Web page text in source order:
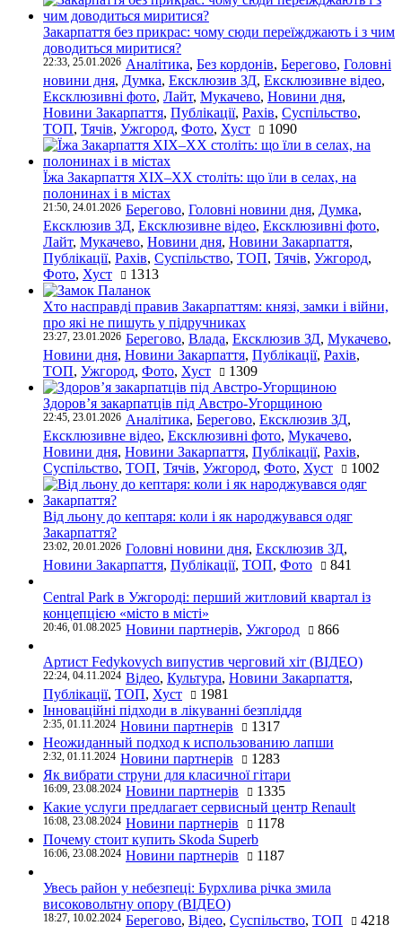
Закарпаття без прикрас: чому сюди переїжджають і з чим
доводиться миритися?
22:33, 25.01.2026 Аналітика, Без кордонів, Берегово, Головні
новини дня, Думка, Ексклюзив ЗД, Ексклюзивне відео,
Ексклюзивні фото, Лайт, Мукачево, Новини дня,
Новини Закарпаття, Публікації, Рахів, Суспільство,
ТОП, Тячів, Ужгород, Фото, Хуст 1090
Їжа Закарпаття ХІХ–ХХ століть: що їли в селах, на
полонинах і в містах
21:50, 24.01.2026 Берегово, Головні новини дня, Думка,
Ексклюзив ЗД, Ексклюзивне відео, Ексклюзивні фото,
Лайт, Мукачево, Новини дня, Новини Закарпаття,
Публікації, Рахів, Суспільство, ТОП, Тячів, Ужгород,
Фото, Хуст 1313
Хто насправді правив Закарпаттям: князі, замки і війни,
про які не пишуть у підручниках
23:27, 23.01.2026 Берегово, Влада, Ексклюзив ЗД, Мукачево,
Новини дня, Новини Закарпаття, Публікації, Рахів,
ТОП, Ужгород, Фото, Хуст 1309
Здоров’я закарпатців під Австро-Угорщиною
22:45, 23.01.2026 Аналітика, Берегово, Ексклюзив ЗД,
Ексклюзивне відео, Ексклюзивні фото, Мукачево,
Новини дня, Новини Закарпаття, Публікації, Рахів,
Суспільство, ТОП, Тячів, Ужгород, Фото, Хуст 1002
Від льону до кептаря: коли і як народжувався одяг
Закарпаття?
23:02, 20.01.2026 Головні новини дня, Ексклюзив ЗД,
Новини Закарпаття, Публікації, ТОП, Фото 841
Central Park в Ужгороді: перший житловий квартал із
концепцією «місто в місті»
20:46, 01.08.2025 Новини партнерів, Ужгород 866
Артист Fedykovych випустив черговий хіт (ВІДЕО)
22:24, 04.11.2024 Відео, Культура, Новини Закарпаття,
Публікації, ТОП, Хуст
1981
Інноваційні підходи в лікуванні безпліддя
2:35, 01.11.2024 Новини партнерів
1317
Неожиданный подход к использованию лапши
2:32, 01.11.2024 Новини партнерів
1283
Як вибрати струни для класичної гітари
16:09, 23.08.2024 Новини партнерів
1335
Какие услуги предлагает сервисный центр Renault
16:08, 23.08.2024 Новини партнерів
1178
Почему стоит купить Skoda Superb
16:06, 23.08.2024 Новини партнерів 1187
Увесь район у небезпеці: Бурхлива річка змила
високовольтну опору (ВІДЕО)
18:27, 10.02.2024 Берегово, Відео, Суспільство, ТОП 4218